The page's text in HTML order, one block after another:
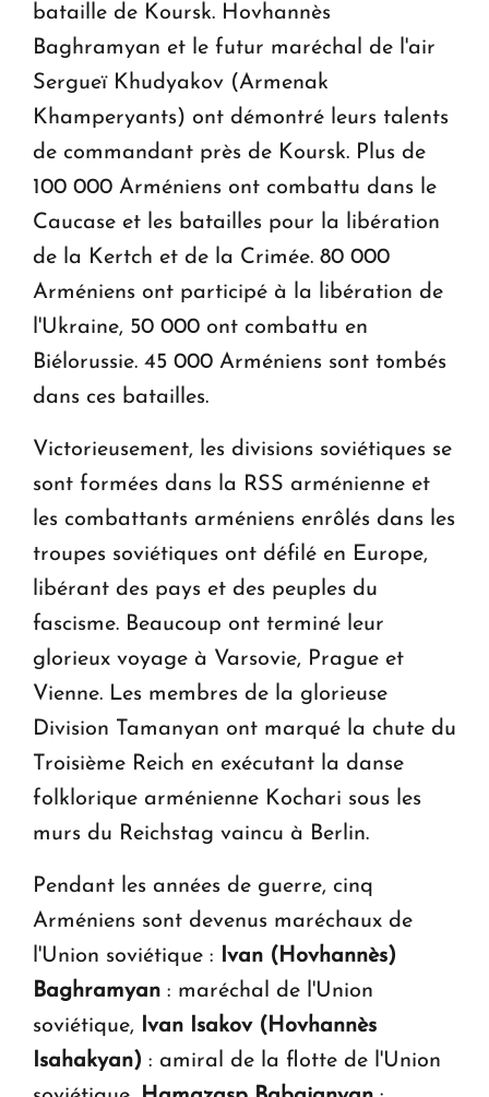
bataille de Koursk. Hovhannès
Baghramyan et le futur maréchal de l'air
Sergueï Khudyakov (Armenak
Khamperyants) ont démontré leurs talents
de commandant près de Koursk. Plus de
100 000 Arméniens ont combattu dans le
Caucase et les batailles pour la libération
de la Kertch et de la Crimée. 80 000
Arméniens ont participé à la libération de
l'Ukraine, 50 000 ont combattu en
Biélorussie. 45 000 Arméniens sont tombés
dans ces batailles.
Victorieusement, les divisions soviétiques se
sont formées dans la RSS arménienne et
les combattants arméniens enrôlés dans les
troupes soviétiques ont défilé en Europe,
libérant des pays et des peuples du
fascisme. Beaucoup ont terminé leur
glorieux voyage à Varsovie, Prague et
Vienne. Les membres de la glorieuse
Division Tamanyan ont marqué la chute du
Troisième Reich en exécutant la danse
folklorique arménienne Kochari sous les
murs du Reichstag vaincu à Berlin.
Pendant les années de guerre, cinq
Arméniens sont devenus maréchaux de
l'Union soviétique :
Ivan (Hovhannès)
Baghramyan : maréchal de l'Union
soviétique, Ivan Isakov (Hovhannès
Isahakyan) : amiral de la flotte de l'Union